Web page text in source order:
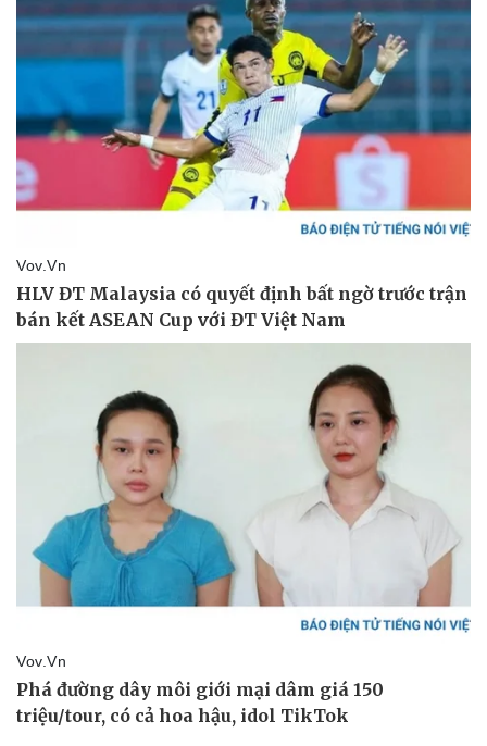
Pháp luật
Vụ án
Tin nóng
Tư vấn luật
Vũ khí
Việt Nam
Phân tích